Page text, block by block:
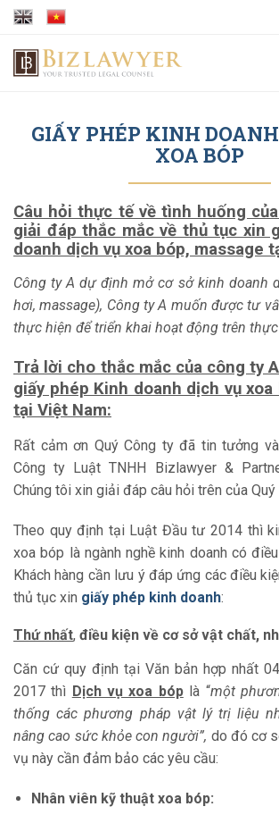
GIẤY PHÉP KINH
XOA BÓP
Câu hỏi thực tế về tình huống
giải đáp thắc mắc về thủ tục xin
doanh dịch vụ xoa bóp, massage
Công ty A dự định mở cơ sở kinh doanh
hơi, massage), Công ty A muốn được tư
thực hiện để triển khai hoạt động trên
Trả lời cho thắc mắc của công ty
giấy phép Kinh doanh dịch vụ xoa
tại Việt Nam:
Rất cảm ơn Quý Công ty đã tin tưởng
Công ty Luật TNHH Bizlawyer &
Chúng tôi xin giải đáp câu hỏi trên của
Theo quy định tại Luật Đầu tư 2014 thì
xoa bóp là ngành nghề kinh doanh có
Khách hàng cần lưu ý đáp ứng các điều
thủ tục xin giấy phép kinh doanh:
Thứ nhất, điều kiện về cơ sở vật chất,
Căn cứ quy định tại Văn bản hợp nhất
2017 thì Dịch vụ xoa bóplà “một
thống các phương pháp vật lý trị liệu
nâng cao sức khỏe con người”, do đó cơ
vụ này cần đảm bảo các yêu cầu:
Nhân viên kỹ thuật xoa bóp: